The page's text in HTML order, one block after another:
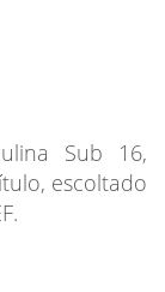
Sub 16,
escoltado